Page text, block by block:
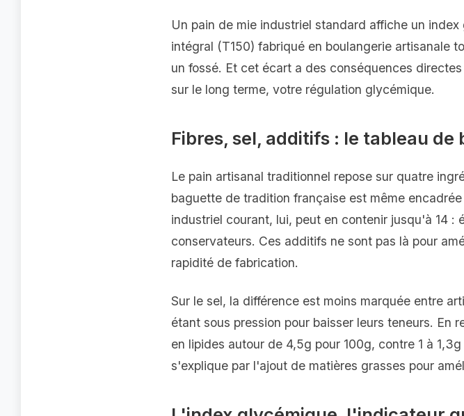
Un pain de mie industriel standard affiche un
intégral (T150) fabriqué en boulangerie artisanale
un fossé. Et cet écart a des conséquences
sur le long terme, votre régulation glycémique.
Fibres, sel, additifs : le tableau de
Le pain artisanal traditionnel repose sur quatre
baguette de tradition française est même
industriel courant, lui, peut en contenir jusqu'à 14
conservateurs. Ces additifs ne sont pas là pour
rapidité de fabrication.
Sur le sel, la différence est moins marquée entre
étant sous pression pour baisser leurs teneurs. En
en lipides autour de 4,5g pour 100g, contre 1 à
s'explique par l'ajout de matières grasses pour